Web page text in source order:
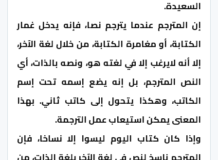
السعيدة.
إن المترجم عندما يترجم نصا، فإنه يدخل غمار
الكتابة، أو مغامرة الكتابة، من خلال لغة الآخر،
إلا أنه لايرغب إلا في لغته هو، ونصه بالذات، أي
النص المترجم، بل إنه يضع إسمه تحت إسم
الكاتب، وهكذا يتحول إلى كاتب ثاني. بهذا
المعنى يمكن استيعاب عمل الترجمة.
وإذا كان كتاب اليوم ليسوا إلا نساخا، فإن